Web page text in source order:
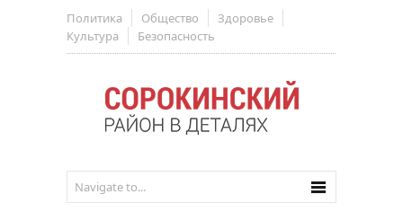
Политика Общество
Здоровье
Культура
Безопасность